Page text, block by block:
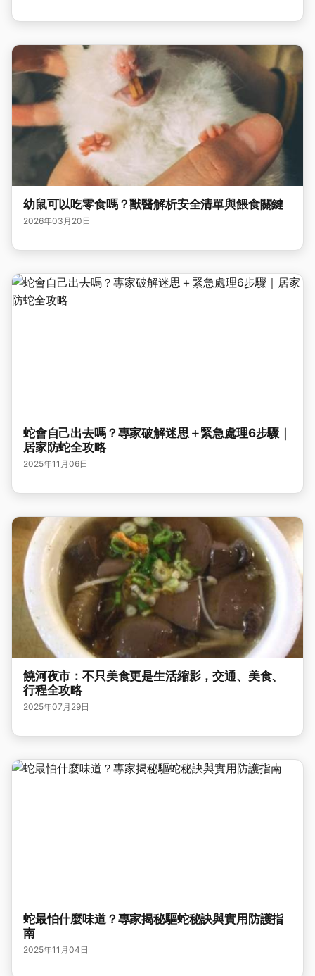
幼鼠可以吃零食嗎？獸醫解析安全清單與餵食關鍵
2026年03月20日
蛇會自己出去嗎？專家破解迷思＋緊急處理6步驟｜
居家防蛇全攻略
2025年11月06日
饒河夜市：不只美食更是生活縮影，交通、美食、
行程全攻略
2025年07月29日
蛇最怕什麼味道？專家揭秘驅蛇秘訣與實用防護指
南
2025年11月04日